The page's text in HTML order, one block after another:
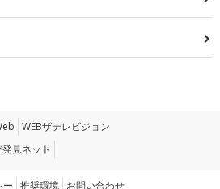
WEBザテレビジョン
見ネット
ー 推奨環境 お問い合わせ